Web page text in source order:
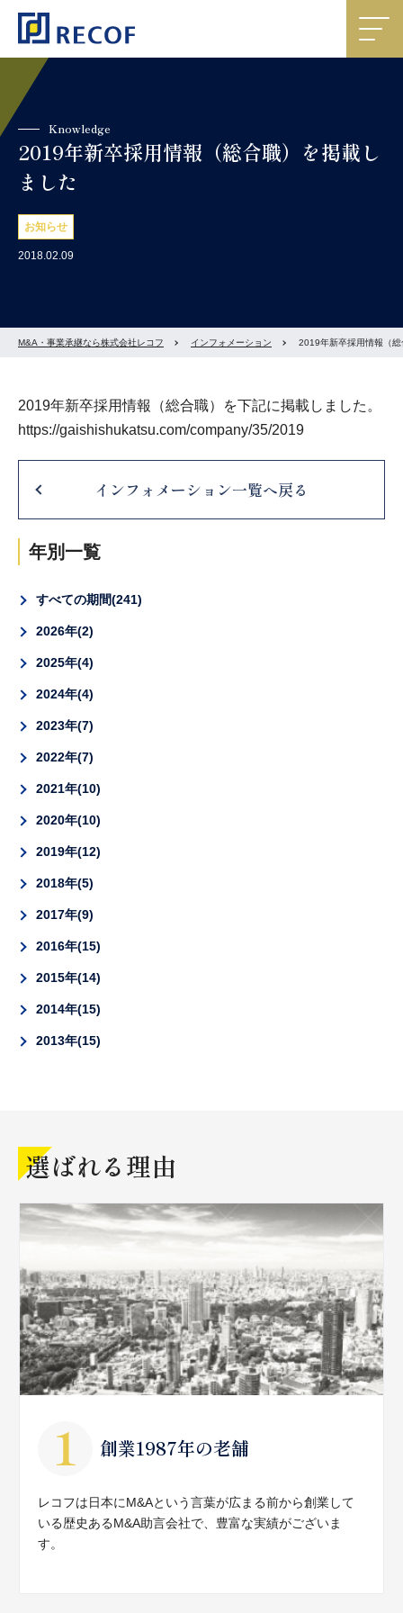
Knowledge
2019年新卒採用情報（総合職）を掲載し
ました
お知らせ
2018.02.09
M&A・事業承継なら株式会社レコフ インフォメーション 2019年新卒採用情報（
2019年新卒採用情報（総合職）を下記に掲載しました。
https://gaishishukatsu.com/company/35/2019
インフォメーション一覧へ戻る
年別一覧
すべての期間 241
2026年 2
2025年 4
2024年 4
2023年 7
2022年 7
2021年 10
2020年 10
2019年 12
2018年 5
2017年 9
2016年 15
2015年 14
2014年 15
2013年 15
選ばれる理由
創業1987年の老舗
レコフは日本にM&Aという言葉が広まる前から創業して
いる歴史あるM&A助言会社で、豊富な実績がございま
す。